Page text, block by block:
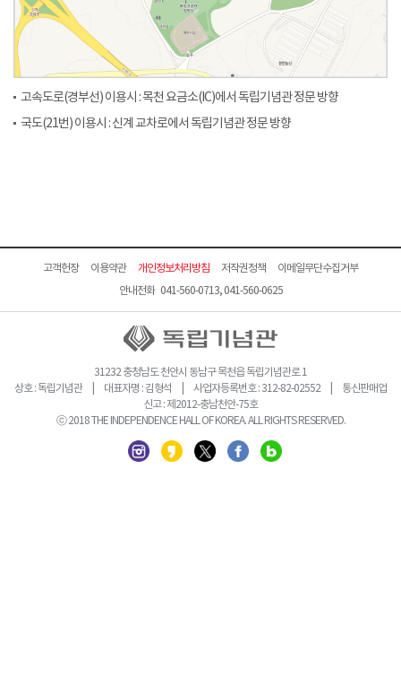
고속도로(경부선) 이용시 : 목천 요금소(IC)에서 독립기념관 정문 방향
국도(21번) 이용시 : 신계 교차로에서 독립기념관 정문 방향
고객헌장 이용약관 개인정보처리방침 저작권정책
이메일무단수집거부
안내전화 041-560-0713, 041-560-0625
31232 충청남도 천안시 동남구 목천읍 독립기념관로 1
상호 : 독립기념관 | 대표자명 : 김형석 | 사업자등록번호 : 312-82-02552 | 통신판매업
신고 : 제2012-충남천안-75호
ⓒ 2018 THE INDEPENDENCE HALL OF KOREA. ALL RIGHTS RESERVED.